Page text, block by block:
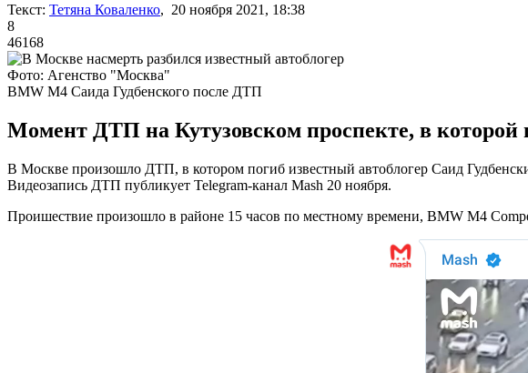
Текст: Тетяна Коваленко, 20 ноября 2021, 18:38
8
46168
Фото: Агенство "Москва"
BMW M4 Саида Гудбенского после ДТП
Момент ДТП на Кутузовском проспекте, в которой
В Москве произошло ДТП, в котором погиб известный автоблогер Саид
Видеозапись ДТП публикует Telegram-канал Mash 20 ноября.
Проишествие произошло в районе 15 часов по местному времени, BMW M4